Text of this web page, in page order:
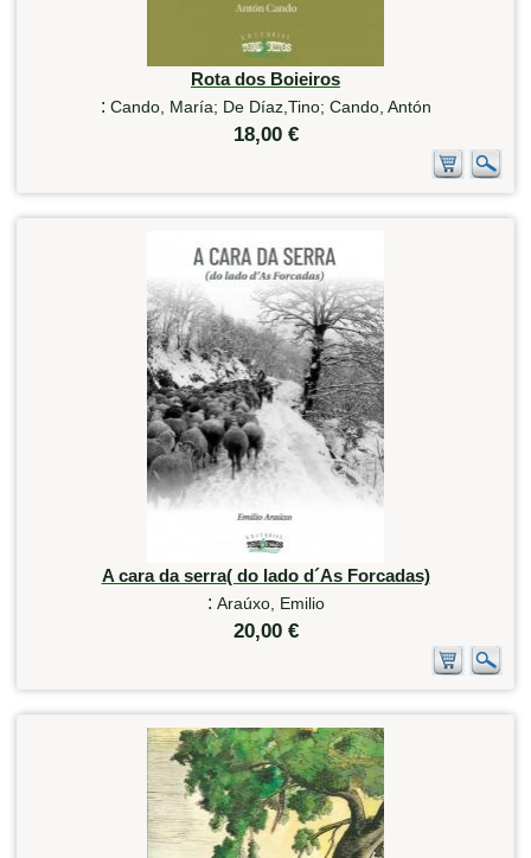
Rota dos Boieiros
: Cando, María; De Díaz,Tino; Cando, Antón
18,00 €
A cara da serra( do lado d´As Forcadas)
: Araúxo, Emilio
20,00 €